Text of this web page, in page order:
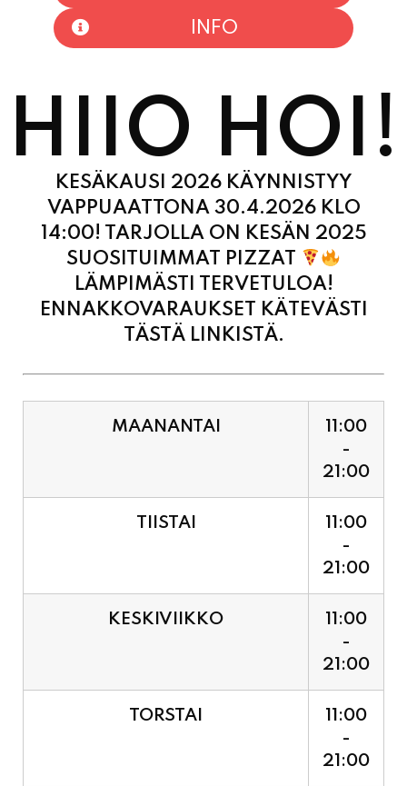
HIIO HOI!
KESÄKAUSI 2026 KÄYNNISTYY
VAPPUAATTONA 30.4.2026 KLO
14:00! TARJOLLA ON KESÄN 2025
SUOSITUIMMAT PIZZAT
LÄMPIMÄSTI TERVETULOA!
ENNAKKOVARAUKSET KÄTEVÄSTI
TÄSTÄ LINKISTÄ.
MAANANTAI
11:00
-
21:00
11:00
-
21:00
11:00
-
21:00
11:00
-
21:00
11:00